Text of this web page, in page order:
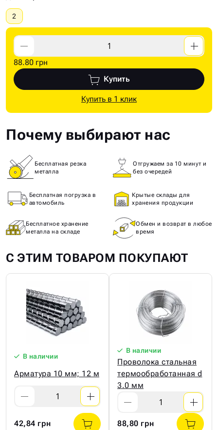
images
gallery
images
gallery
2
88.80 грн
Купить
Купить в 1 клик
Почему выбирают нас
Бесплатная резка
металла
Отгружаем за 10 минут и
без очередей
Бесплатная погрузка в
автомобиль
Крытые склады для
хранения продукции
Бесплатное хранение
металла на складе
Обмен и возврат в любое
время
С ЭТИМ ТОВАРОМ ПОКУПАЮТ
В наличии
Арматура 10 мм; 12 м
42,84 грн
В наличии
Проволока стальная
термообработанная d
3.0 мм
88,80 грн